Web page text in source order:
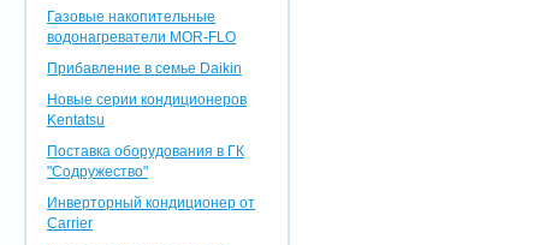
Газовые накопительные
водонагреватели MOR-FLO
Прибавление в семье Daikin
Новые серии кондиционеров
Kentatsu
Поставка оборудования в ГК
"Содружество"
Инверторный кондиционер от
Carrier